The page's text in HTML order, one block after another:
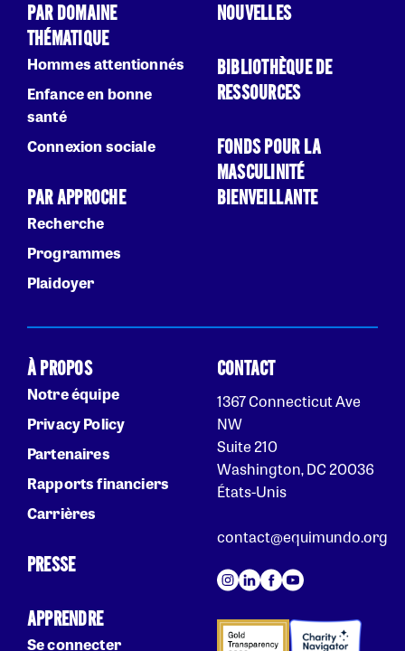
PAR DOMAINE
THÉMATIQUE
Hommes attentionnés
Enfance en bonne
santé
Connexion sociale
PAR APPROCHE
Recherche
Programmes
Plaidoyer
NOUVELLES
BIBLIOTHÈQUE DE
RESSOURCES
FONDS POUR LA
MASCULINITÉ
BIENVEILLANTE
À PROPOS
Notre équipe
Privacy Policy
Partenaires
Rapports financiers
Carrières
PRESSE
APPRENDRE
Se connecter
CONTACT
1367 Connecticut Ave
NW
Suite 210
Washington, DC 20036
États-Unis
contact@equimundo.org